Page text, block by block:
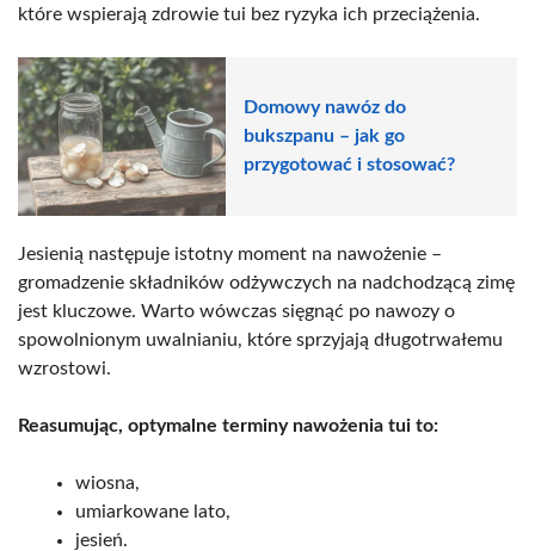
które wspierają zdrowie tui bez ryzyka ich przeciążenia.
Domowy nawóz do
bukszpanu – jak go
przygotować i stosować?
Jesienią następuje istotny moment na nawożenie –
gromadzenie składników odżywczych na nadchodzącą zimę
jest kluczowe. Warto wówczas sięgnąć po nawozy o
spowolnionym uwalnianiu, które sprzyjają długotrwałemu
wzrostowi.
Reasumując, optymalne terminy nawożenia tui to:
wiosna,
umiarkowane lato,
jesień.